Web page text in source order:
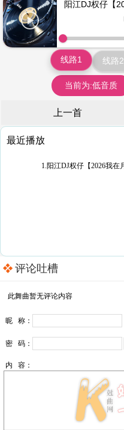
线路1 线路2
当前为:低音质
上一首
最近播放
评论吐槽